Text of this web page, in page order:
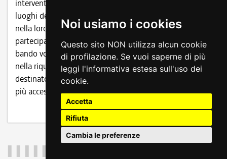
Noi usiamo i cookies
Questo sito NON utilizza alcun cookie
di profilazione. Se vuoi saperne di più
leggi l'informativa estesa sull'uso dei
cookie.
Accetta
Rifiuta
Cambia le preferenze
interventi su immobili Udine, 10 lug - "Investire nei
luoghi della cultura significa sostenere le comunità,
nella loro identità e nella loro capacità di generare
partecipazione, conoscenza e sviluppo. Con questo
bando vogliamo affiancare concretamente i Comuni
nella riqualificazione del patrimonio immobiliare
destinato alle attività culturali, creando spazi sempre
più accessibili,...
1 foto